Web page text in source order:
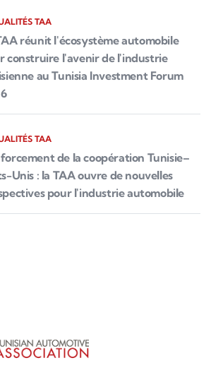
TAA
réunit l'écosystème automobile
construire l'avenir de l'industrie
au Tunisia Investment Forum
TAA
de la coopération Tunisie–
Unis : la TAA ouvre de nouvelles
pour l'industrie automobile